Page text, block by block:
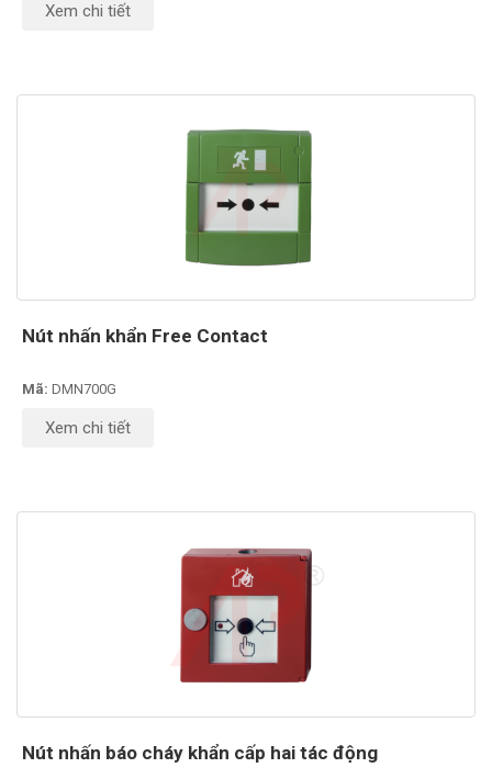
Xem chi tiết
Nút nhấn khẩn Free Contact
Mã: DMN700G
Xem chi tiết
Nút nhấn báo cháy khẩn cấp hai tác động